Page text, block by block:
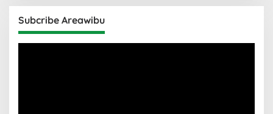
Subcribe Areawibu